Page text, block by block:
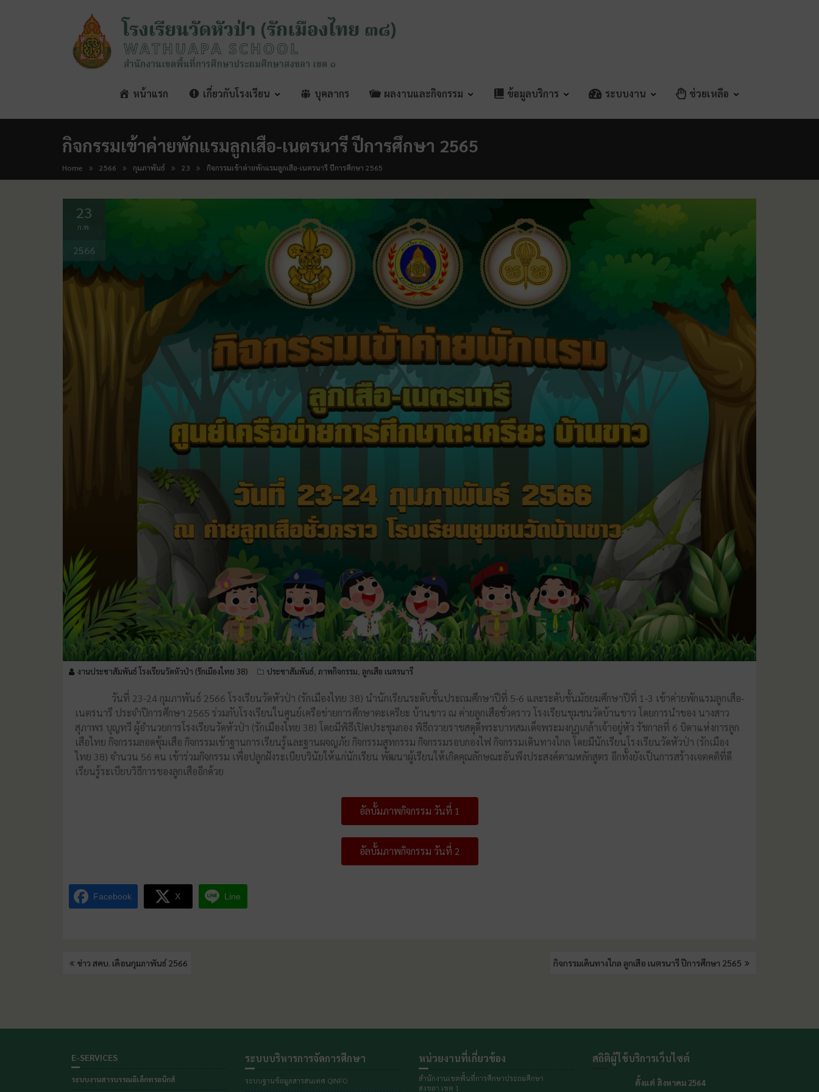
หน้าแรก เกี่ยวกับโรงเรียน บุคลากร ผลงานและกิจกรรม ข้อมูลบริการ ระบบงาน ช่วยเหลือ
กิจกรรมเข้าค่ายพักแรมลูกเสือ-เนตรนารี ปีการศึกษา 2565
Home 2566 กุมภาพันธ์ 23 กิจกรรมเข้าค่ายพักแรมลูกเสือ-เนตรนารี ปีการศึกษา 2565
23
ก.พ.
2566
งานประชาสัมพันธ์ โรงเรียนวัดหัวป่า (รักเมืองไทย 38) ประชาสัมพันธ์, ภาพกิจกรรม, ลูกเสือ เนตรนารี
วันที่ 23-24 กุมภาพันธ์ 2566 โรงเรียนวัดหัวป่า (รักเมืองไทย 38) นำนักเรียนระดับชั้นประถมศึกษาปีที่ 5-6 และระดับชั้นมัธยมศึกษาปีที่ 1-3 เข้าค่ายพักแรมลูกเสือ-
เนตรนารี ประจำปีการศึกษา 2565 ร่วมกับโรงเรียนในศูนย์เครือข่ายการศึกษาตะเครียะ บ้านขาว ณ ค่ายลูกเสือชั่วคราว โรงเรียนชุมชนวัดบ้านขาว โดยการนำของ นางสาว
สุภาพร บุญทวี ผู้อำนวยการโรงเรียนวัดหัวป่า (รักเมืองไทย 38) โดยมีพิธีเปิดประชุมกอง พิธีถวายราชสดุดีพระบาทสมเด็จพระมงกุฎเกล้าเจ้าอยู่หัว รัชกาลที่ 6 บิดาแห่งการลูก
เสือไทย กิจกรรมลอดซุ้มเสือ กิจกรรมเข้าฐานการเรียนรู้และฐานผจญภัย กิจกรรมสูทกรรม กิจกรรมรอบกองไฟ กิจกรรมเดินทางไกล โดยมีนักเรียนโรงเรียนวัดหัวป่า (รักเมือง
ไทย 38) จำนวน 56 คน เข้าร่วมกิจกรรม เพื่อปลูกฝังระเบียบวินัยให้แก่นักเรียน พัฒนาผู้เรียนให้เกิดคุณลักษณะอันพึงประสงค์ตามหลักสูตร อีกทั้งยังเป็นการสร้างเจตคติที่ดี
เรียนรู้ระเบียบวิธีการของลูกเสืออีกด้วย
อัลบั้มภาพกิจกรรม วันที่ 1
อัลบั้มภาพกิจกรรม วันที่ 2
Facebook X Line
ข่าว สคบ. เดือนกุมภาพันธ์ 2566 กิจกรรมเดินทางไกล ลูกเสือ เนตรนารี ปีการศึกษา 2565
E-SERVICES
ระบบงานสารบรรณอิเล็กทรอนิกส์
ระบบบริหารการจัดการศึกษา
ระบบฐานข้อมูลสารสนเทศ QINFO
หน่วยงานที่เกี่ยวข้อง
สำนักงานเขตพื้นที่การศึกษาประถมศึกษา
สงขลา เขต 1
สถิติผู้ใช้บริการเว็บไซต์
ตั้งแต่ สิงหาคม 2564